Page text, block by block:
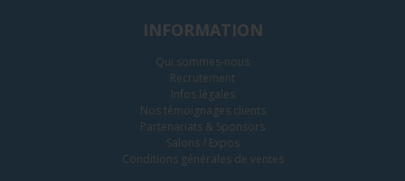
INFORMATION
Qui sommes-nous
Recrutement
Infos légales
Nos témoignages clients
Partenariats & Sponsors
Salons / Expos
Conditions générales de ventes